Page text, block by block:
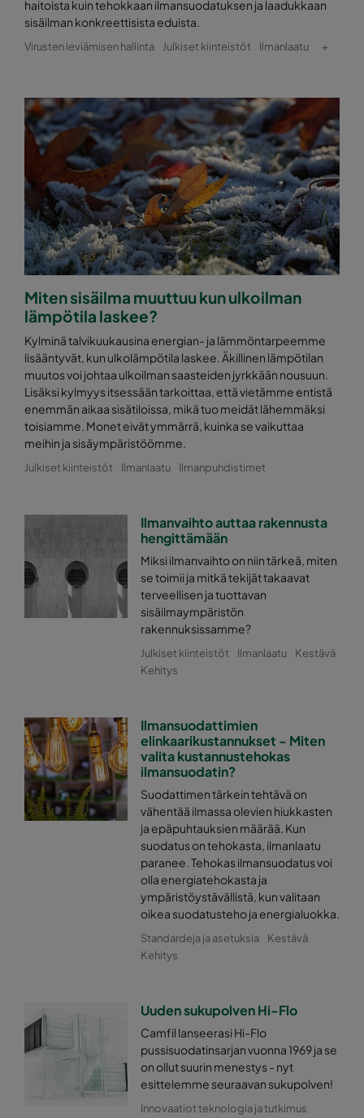
0170 592x592x640-10 ePM1 70%
0170 490x592x640-8 ePM1 70%
0170 287x592x640-5 ePM1 70%
0170 592x490x640-10 ePM1 70%
0170 490x490x640-8 ePM1 70%
0170 287x490x640-5 ePM1 70%
0170 592x287x640-10 ePM1 70%
0170 287x287x640-5 ePM1 70%
0170 592x592x520-10 ePM1 70%
0170 490x592x520-8 ePM1 70%
0170 287x592x520-5 ePM1 70%
0170 592x490x520-10 ePM1 70%
0170 490x490x520-8 ePM1 70%
0170 592x287x520-10 ePM1 70%
0170 287x287x520-5 ePM1 70%
0170 592x592x370-10 ePM1 70%
0170 490x592x370-8 ePM1 70%
0170 287x592x370-5 ePM1 70%
0170 287x287x370-5
0170 592x490x370-10 ePM1 70%
0170 490x490x370-8 ePM1 70%
haitoista kuin tehokkaan ilmansuodatuksen ja laadukkaan
sisäilman konkreettisista eduista.
Virusten leviämisen hallinta Julkiset kiinteistöt Ilmanlaatu +
Miten sisäilma muuttuu kun ulkoilman
lämpötila laskee?
Kylminä talvikuukausina energian- ja lämmöntarpeemme
lisääntyvät, kun ulkolämpötila laskee. Äkillinen lämpötilan
muutos voi johtaa ulkoilman saasteiden jyrkkään nousuun.
Lisäksi kylmyys itsessään tarkoittaa, että vietämme entistä
enemmän aikaa sisätiloissa, mikä tuo meidät lähemmäksi
toisiamme. Monet eivät ymmärrä, kuinka se vaikuttaa
meihin ja sisäympäristöömme.
Julkiset kiinteistöt Ilmanlaatu Ilmanpuhdistimet
Ilmanvaihto auttaa rakennusta
hengittämään
Miksi ilmanvaihto on niin tärkeä, miten
se toimii ja mitkä tekijät takaavat
terveellisen ja tuottavan
sisäilmaympäristön
rakennuksissamme?
Julkiset kiinteistöt Ilmanlaatu
Kestävä
Kehitys
Ilmansuodattimien
elinkaarikustannukset - Miten
valita kustannustehokas
ilmansuodatin?
Suodattimen tärkein tehtävä on
vähentää ilmassa olevien hiukkasten
ja epäpuhtauksien määrää. Kun
suodatus on tehokasta, ilmanlaatu
paranee. Tehokas ilmansuodatus voi
olla energiatehokasta ja
ympäristöystävällistä, kun valitaan
oikea suodatusteho ja energialuokka.
Standardeja ja asetuksia
Kestävä
Kehitys
Uuden sukupolven Hi-Flo
Camfil lanseerasi Hi-Flo
pussisuodatinsarjan vuonna 1969 ja se
on ollut suurin menestys - nyt
esittelemme seuraavan sukupolven!
Innovaatiot teknologia ja tutkimus